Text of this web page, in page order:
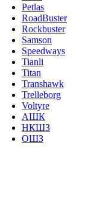
Petlas
RoadBuster
Rockbuster
Samson
Speedways
Tianli
Titan
Transhawk
Trelleborg
Voltyre
АШК
НКШЗ
ОШЗ